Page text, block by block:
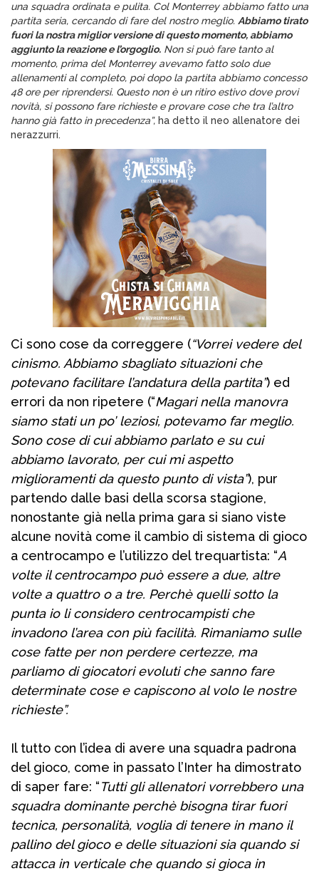
una squadra ordinata e pulita. Col Monterrey abbiamo fatto una
partita seria, cercando di fare del nostro meglio. Abbiamo tirato
fuori la nostra miglior versione di questo momento, abbiamo
aggiunto la reazione e l’orgoglio. Non si può fare tanto al
momento, prima del Monterrey avevamo fatto solo due
allenamenti al completo, poi dopo la partita abbiamo concesso
48 ore per riprendersi. Questo non è un ritiro estivo dove provi
novità, si possono fare richieste e provare cose che tra l’altro
hanno già fatto in precedenza”, ha detto il neo allenatore dei
nerazzurri.
Ci sono cose da correggere (“Vorrei vedere del
cinismo. Abbiamo sbagliato situazioni che
potevano facilitare l’andatura della partita”) ed
errori da non ripetere (“Magari nella manovra
siamo stati un po’ leziosi, potevamo far meglio.
Sono cose di cui abbiamo parlato e su cui
abbiamo lavorato, per cui mi aspetto
miglioramenti da questo punto di vista”), pur
partendo dalle basi della scorsa stagione,
nonostante già nella prima gara si siano viste
alcune novità come il cambio di sistema di gioco
a centrocampo e l’utilizzo del trequartista: “A
volte il centrocampo può essere a due, altre
volte a quattro o a tre. Perchè quelli sotto la
punta io li considero centrocampisti che
invadono l’area con più facilità. Rimaniamo sulle
cose fatte per non perdere certezze, ma
parliamo di giocatori evoluti che sanno fare
determinate cose e capiscono al volo le nostre
richieste”.
Il tutto con l’idea di avere una squadra padrona
del gioco, come in passato l’Inter ha dimostrato
di saper fare: “Tutti gli allenatori vorrebbero una
squadra dominante perchè bisogna tirar fuori
tecnica, personalità, voglia di tenere in mano il
pallino del gioco e delle situazioni sia quando si
attacca in verticale che quando si gioca in